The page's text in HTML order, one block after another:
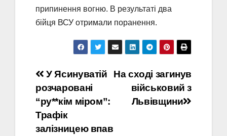
припинення вогню. В результаті два
бійця ВСУ отримали поранення.
Навігація
записів
На сході загинув
військовий з
Львівщини
У Ясинуватій
розчаровані
“ру**кім міром”:
Трафік
залізницею впав